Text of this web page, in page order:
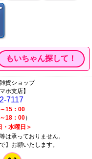
貨ショップ
ホ支店】
7117
～15：00
～18：00）
・水曜日＞
は承っておりません。
】お願いたします。